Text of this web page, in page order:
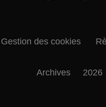
Gestion des cookies
Archives 2026